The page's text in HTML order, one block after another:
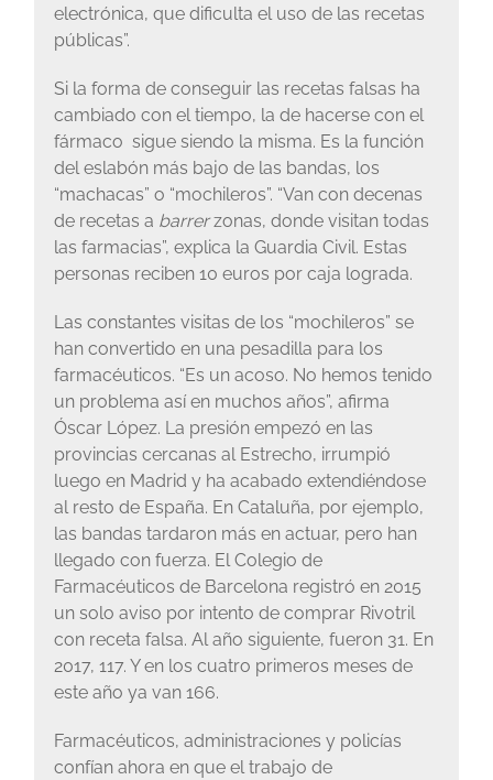
electrónica, que dificulta el uso de las recetas
públicas”.
Si la forma de conseguir las recetas falsas ha
cambiado con el tiempo, la de hacerse con el
fármaco sigue siendo la misma. Es la función
del eslabón más bajo de las bandas, los
“machacas” o “mochileros”. “Van con decenas
de recetas a barrerzonas, donde visitan todas
las farmacias”, explica la Guardia Civil. Estas
personas reciben 10 euros por caja lograda.
Las constantes visitas de los “mochileros” se
han convertido en una pesadilla para los
farmacéuticos. “Es un acoso. No hemos tenido
un problema así en muchos años”, afirma
Óscar López. La presión empezó en las
provincias cercanas al Estrecho, irrumpió
luego en Madrid y ha acabado extendiéndose
al resto de España. En Cataluña, por ejemplo,
las bandas tardaron más en actuar, pero han
llegado con fuerza. El Colegio de
Farmacéuticos de Barcelona registró en 2015
un solo aviso por intento de comprar Rivotril
con receta falsa. Al año siguiente, fueron 31. En
2017, 117. Y en los cuatro primeros meses de
este año ya van 166.
Farmacéuticos, administraciones y policías
confían ahora en que el trabajo de